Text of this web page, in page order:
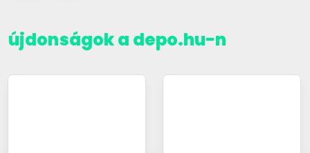
újdonságok a depo.hu-n